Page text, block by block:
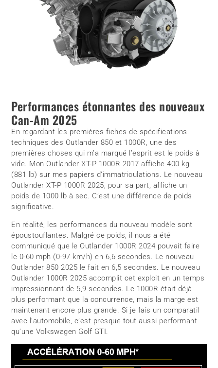
Performances étonnantes des nouveaux
Can-Am 2025
En regardant les premières fiches de spécifications
techniques des Outlander 850 et 1000R, une des
premières choses qui m’a marqué l’esprit est le poids à
vide. Mon Outlander XT-P 1000R 2017 affiche 400 kg
(881 lb) sur mes papiers d’immatriculations. Le nouveau
Outlander XT-P 1000R 2025, pour sa part, affiche un
poids de 1000 lb à sec. C’est une différence de poids
significative.
En réalité, les performances du nouveau modèle sont
époustouflantes. Malgré ce poids, il nous a été
communiqué que le Outlander 1000R 2024 pouvait faire
le 0-60 mph (0-97 km/h) en 6,6 secondes. Le nouveau
Outlander 850 2025 le fait en 6,5 secondes. Le nouveau
Outlander 1000R 2025 accomplit cet exploit en un temps
impressionnant de 5,9 secondes. Le 1000R était déjà
plus performant que la concurrence, mais la marge est
maintenant encore plus grande. Si je fais un comparatif
avec l’automobile, c’est presque tout aussi performant
qu’une Volkswagen Golf GTI.